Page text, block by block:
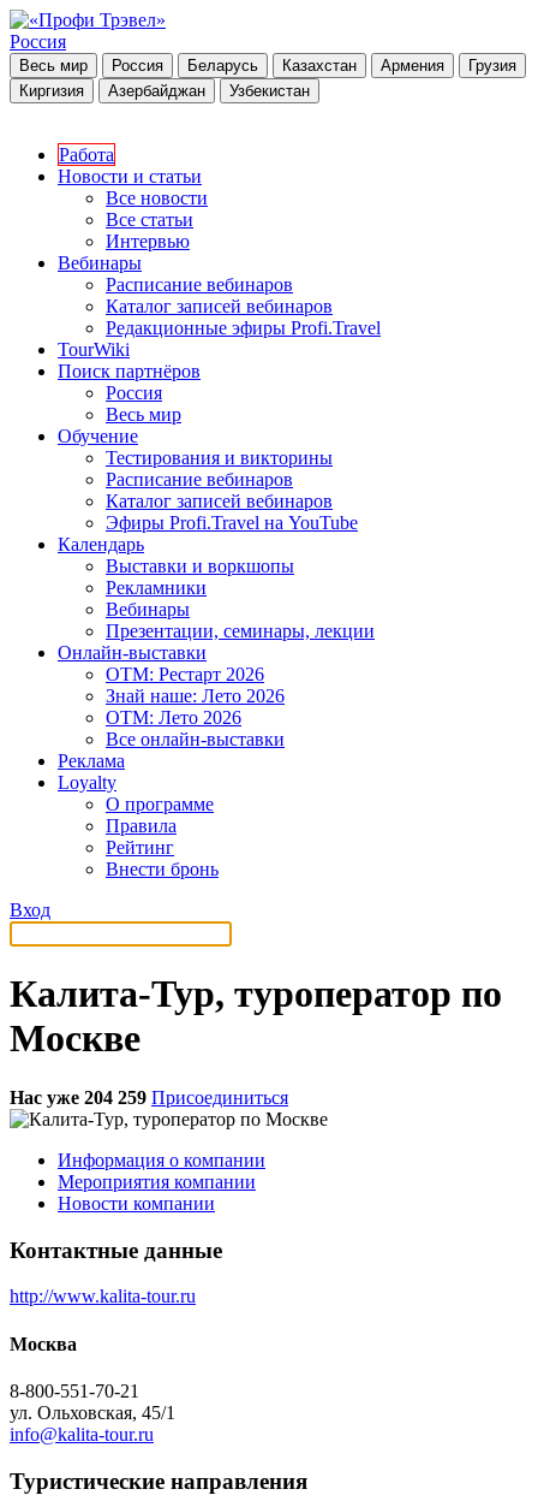
Россия
Весь мир Россия Беларусь Казахстан Армения
Грузия
Киргизия
Азербайджан Узбекистан
Работа
Новости и статьи
Все новости
Все статьи
Интервью
Вебинары
Расписание вебинаров
Каталог записей вебинаров
Редакционные эфиры Profi.Travel
TourWiki
Поиск партнёров
Россия
Весь мир
Обучение
Тестирования и викторины
Расписание вебинаров
Каталог записей вебинаров
Эфиры Profi.Travel на YouTube
Календарь
Выставки и воркшопы
Рекламники
Вебинары
Презентации, семинары, лекции
Онлайн-выставки
OTM: Рестарт 2026
Знай наше: Лето 2026
OTM: Лето 2026
Все онлайн-выставки
Реклама
Loyalty
О программе
Правила
Рейтинг
Внести бронь
Вход
Калита-Тур, туроператор по
Москве
Нас уже 204 259 Присоединиться
Информация о компании
Мероприятия компании
Новости компании
Контактные данные
http://www.kalita-tour.ru
Москва
8-800-551-70-21
ул. Ольховская, 45/1
info@kalita-tour.ru
Туристическиe направления